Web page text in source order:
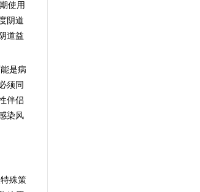
使用
阴道
道益
是病
须同
伴侣
染风
殊策